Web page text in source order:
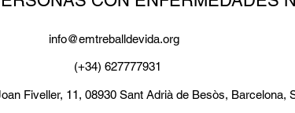
info@emtreballdevida.org
(+34) 627777931
Fiveller, 11, 08930 Sant Adrià de Besòs, Barcelona,